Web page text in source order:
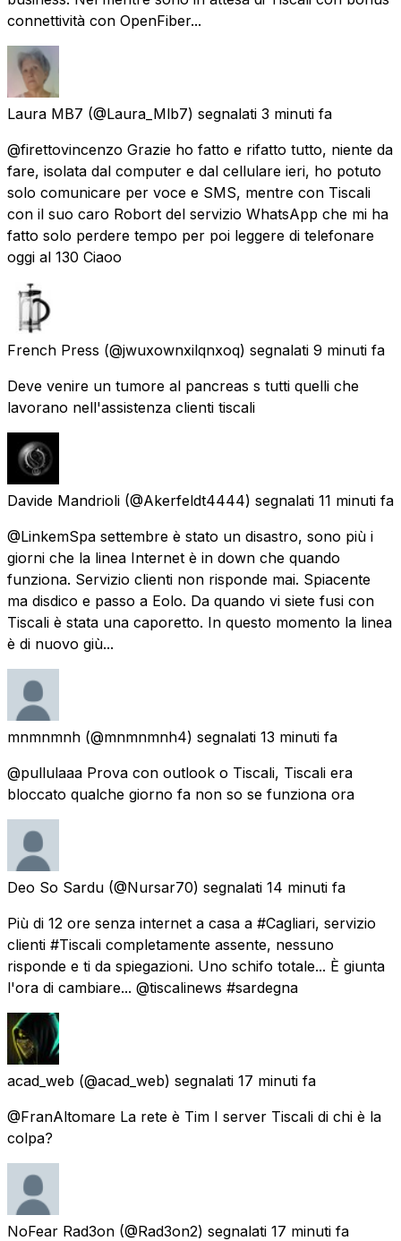
connettività con OpenFiber...
Laura MB7 (@Laura_Mlb7) segnalati 3 minuti fa
@firettovincenzo Grazie ho fatto e rifatto tutto, niente da
fare, isolata dal computer e dal cellulare ieri, ho potuto
solo comunicare per voce e SMS, mentre con Tiscali
con il suo caro Robort del servizio WhatsApp che mi ha
fatto solo perdere tempo per poi leggere di telefonare
oggi al 130 Ciaoo
French Press (@jwuxownxilqnxoq) segnalati 9 minuti fa
Deve venire un tumore al pancreas s tutti quelli che
lavorano nell'assistenza clienti tiscali
Davide Mandrioli (@Akerfeldt4444) segnalati 11 minuti fa
@LinkemSpa settembre è stato un disastro, sono più i
giorni che la linea Internet è in down che quando
funziona. Servizio clienti non risponde mai. Spiacente
ma disdico e passo a Eolo. Da quando vi siete fusi con
Tiscali è stata una caporetto. In questo momento la linea
è di nuovo giù...
mnmnmnh (@mnmnmnh4) segnalati 13 minuti fa
@pullulaaa Prova con outlook o Tiscali, Tiscali era
bloccato qualche giorno fa non so se funziona ora
Deo So Sardu (@Nursar70) segnalati 14 minuti fa
Più di 12 ore senza internet a casa a #Cagliari, servizio
clienti #Tiscali completamente assente, nessuno
risponde e ti da spiegazioni. Uno schifo totale... È giunta
l'ora di cambiare... @tiscalinews #sardegna
acad_web (@acad_web) segnalati 17 minuti fa
@FranAltomare La rete è Tim I server Tiscali di chi è la
colpa?
NoFear Rad3on (@Rad3on2) segnalati 17 minuti fa